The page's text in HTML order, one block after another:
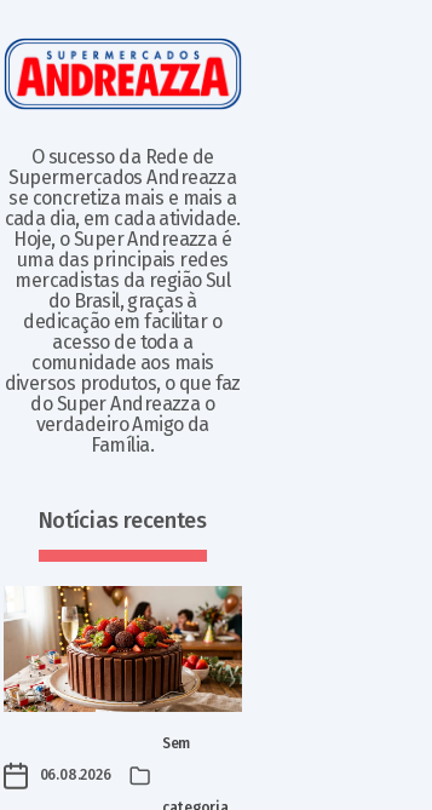
O sucesso da Rede de
Supermercados Andreazza
se concretiza mais e mais a
cada dia, em cada atividade.
Hoje, o Super Andreazza é
uma das principais redes
mercadistas da região Sul
do Brasil, graças à
dedicação em facilitar o
acesso de toda a
comunidade aos mais
diversos produtos, o que faz
do Super Andreazza o
verdadeiro Amigo da
Família.
Notícias recentes
06.08.2026
Sem